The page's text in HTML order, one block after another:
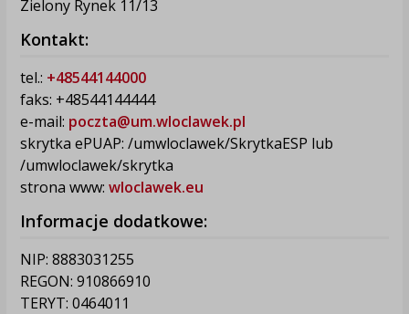
Zielony Rynek 11/13
Kontakt:
tel.: +48544144000
faks: +48544144444
e-mail: poczta@um.wloclawek.pl
skrytka ePUAP: /umwloclawek/SkrytkaESP lub
/umwloclawek/skrytka
strona www: wloclawek.eu
Informacje dodatkowe:
NIP: 8883031255
REGON: 910866910
TERYT: 0464011